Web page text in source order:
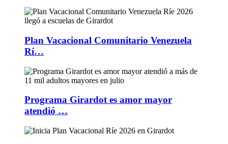
Plan Vacacional Comunitario Venezuela
Rí…
Programa Girardot es amor mayor
atendió …